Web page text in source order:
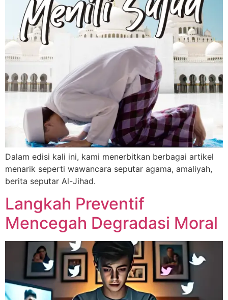
Dalam edisi kali ini, kami menerbitkan berbagai artikel
menarik seperti wawancara seputar agama, amaliyah,
berita seputar Al-Jihad.
Langkah Preventif
Mencegah Degradasi Moral